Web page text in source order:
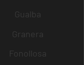
Gualba
Granera
Fonollosa